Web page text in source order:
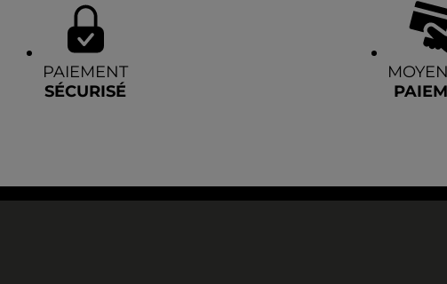
PAIEMENT
SÉCURISÉ